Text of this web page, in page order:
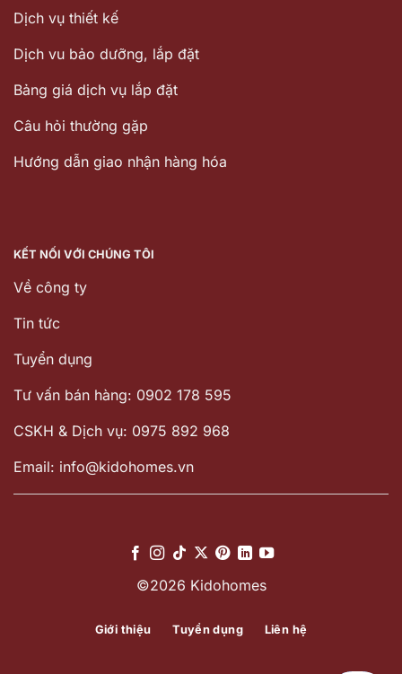
Dịch vụ thiết kế
Dịch vu bảo dưỡng, lắp đặt
Bảng giá dịch vụ lắp đặt
Câu hỏi thường gặp
Hướng dẫn giao nhận hàng hóa
KẾT NỐI VỚI CHÚNG TÔI
Về công ty
Tin tức
Tuyển dụng
Tư vấn bán hàng: 0902 178 595
CSKH & Dịch vụ: 0975 892 968
Email: info@kidohomes.vn
©2026 Kidohomes
Giới thiệu Tuyển dụng Liên hệ